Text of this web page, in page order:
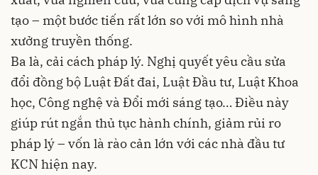
tạo – một bước tiến rất lớn so với mô hình nhà
xưởng truyền thống.
Ba là, cải cách pháp lý. Nghị quyết yêu cầu sửa
đổi đồng bộ Luật Đất đai, Luật Đầu tư, Luật Khoa
học, Công nghệ và Đổi mới sáng tạo… Điều này
giúp rút ngắn thủ tục hành chính, giảm rủi ro
pháp lý – vốn là rào cản lớn với các nhà đầu tư
KCN hiện nay.